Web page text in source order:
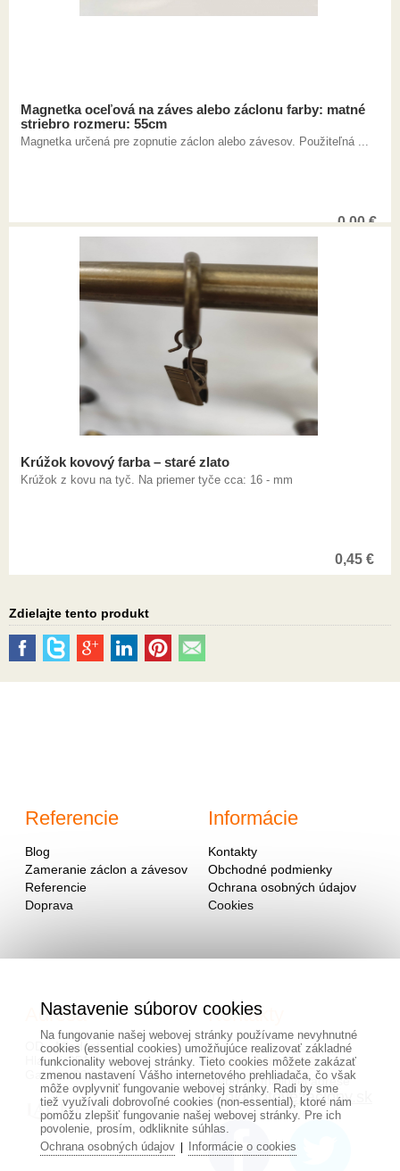
Magnetka oceľová na záves alebo záclonu farby: matné
striebro rozmeru: 55cm
Magnetka určená pre zopnutie záclon alebo závesov. Použiteľná ...
0,00€
Krúžok kovový farba – staré zlato
Krúžok z kovu na tyč. Na priemer tyče cca: 16 - mm
0,45 €
Zdielajte tento produkt
Referencie
Blog
Zameranie záclon a závesov
Referencie
Doprava
Informácie
Kontakty
Obchodné podmienky
Ochrana osobných údajov
Cookies
Adresa
OD - Mladosť
Hlavná 951
Galanta 924 01
Kontakty
0940 091 999
alebo na mailovej adrese
info@hotovezaclony.sk
Nastavenie súborov cookies
Na fungovanie našej webovej stránky používame nevyhnutné
cookies (essential cookies) umožňujúce realizovať základné
funkcionality webovej stránky. Tieto cookies môžete zakázať
zmenou nastavení Vášho internetového prehliadača, čo však
môže ovplyvniť fungovanie webovej stránky. Radi by sme
tiež využívali dobrovoľné cookies (non-essential), ktoré nám
pomôžu zlepšiť fungovanie našej webovej stránky. Pre ich
povolenie, prosím, odkliknite súhlas.
Ochrana osobných údajov| Informácie o cookies